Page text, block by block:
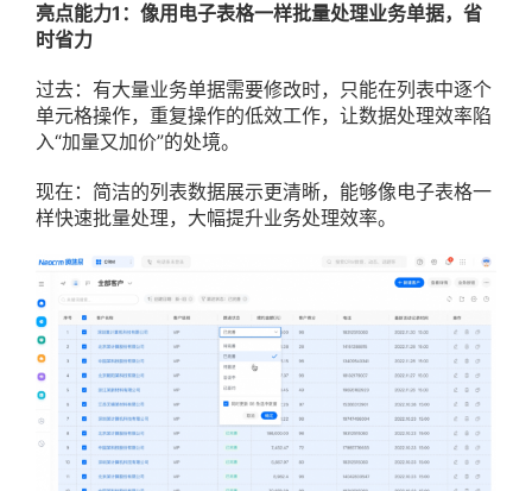
亮点能力1：像用电子表格一样批量处理业务单据，省
时省力
过去：有大量业务单据需要修改时，只能在列表中逐个
单元格操作，重复操作的低效工作，让数据处理效率陷
入“加量又加价”的处境。
现在：简洁的列表数据展示更清晰，能够像电子表格一
样快速批量处理，大幅提升业务处理效率。